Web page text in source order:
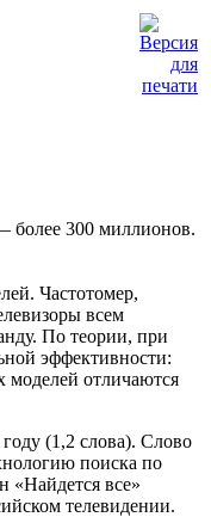
более 300 миллионов.
Частотомер,
всем
По теории, при
эффективности:
моделей отличаются
(1,2 слова). Слово
поиска по
«Найдется все»
телевидении.